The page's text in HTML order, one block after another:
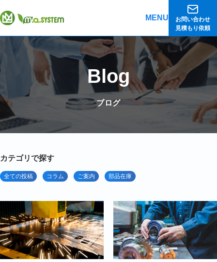
MENU
お問い合わせ
見積もり依頼
Blog
ブログ
カテゴリで探す
全ての投稿 コラム ご案内 部品在庫